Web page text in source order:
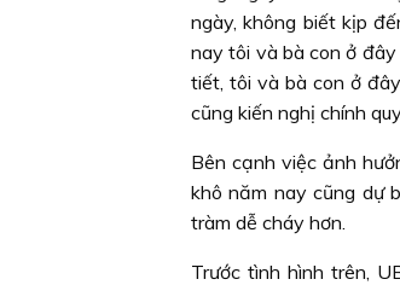
ngày, không biết kịp
nay tôi và bà con ở
tiết, tôi và bà con ở
cũng kiến nghị chính
Bên cạnh việc ảnh
khô năm nay cũng dự
tràm dễ cháy hơn.
Trước tình hình trên,